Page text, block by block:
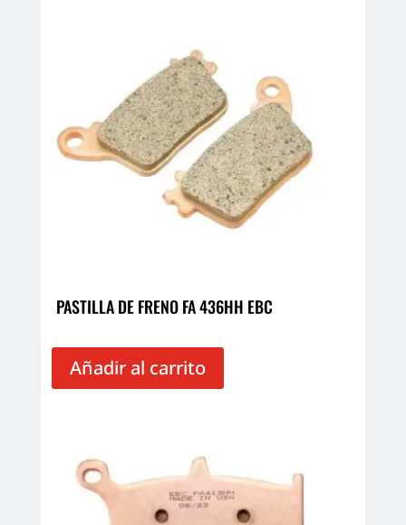
PASTILLA DE FRENO FA 436HH EBC
Añadir al carrito